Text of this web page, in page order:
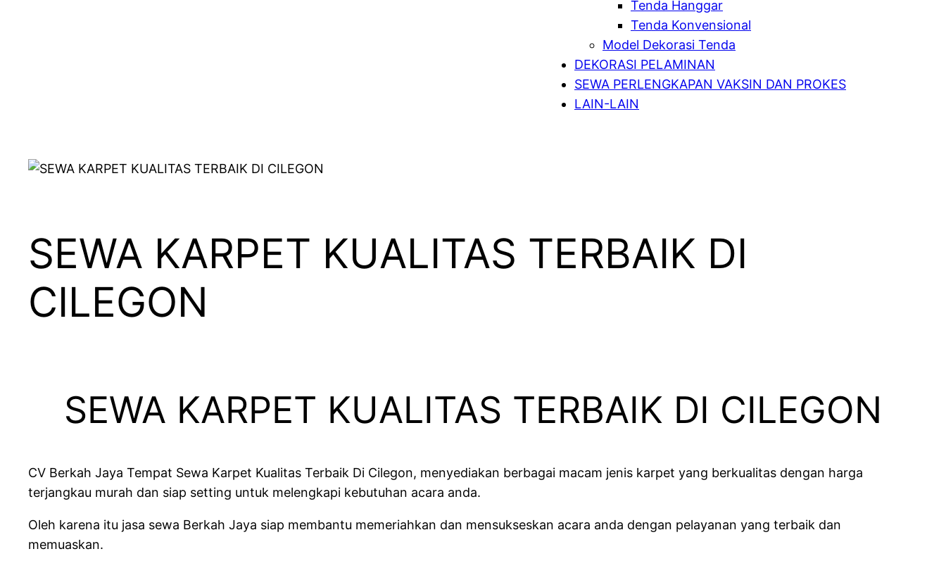
Tenda Hanggar
Tenda Konvensional
Model Dekorasi Tenda
DEKORASI PELAMINAN
SEWA PERLENGKAPAN VAKSIN DAN PROKES
LAIN-LAIN
SEWA KARPET KUALITAS TERBAIK DI
CILEGON
SEWA KARPET KUALITAS TERBAIK DI CILEGON
CV Berkah Jaya Tempat Sewa Karpet Kualitas Terbaik Di Cilegon, menyediakan berbagai macam jenis karpet yang berkualitas dengan harga
terjangkau murah dan siap setting untuk melengkapi kebutuhan acara anda.
Oleh karena itu jasa sewa Berkah Jaya siap membantu memeriahkan dan mensukseskan acara anda dengan pelayanan yang terbaik dan
memuaskan.